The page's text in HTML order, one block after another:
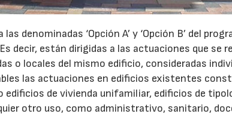
denominadas ‘Opción A’ y ‘Opción B’ del
decir, están dirigidas a las actuaciones que se
o locales del mismo edificio, consideradas
las actuaciones en edificios existentes
de vivienda unifamiliar, edificios de
otro uso, como administrativo, sanitario,